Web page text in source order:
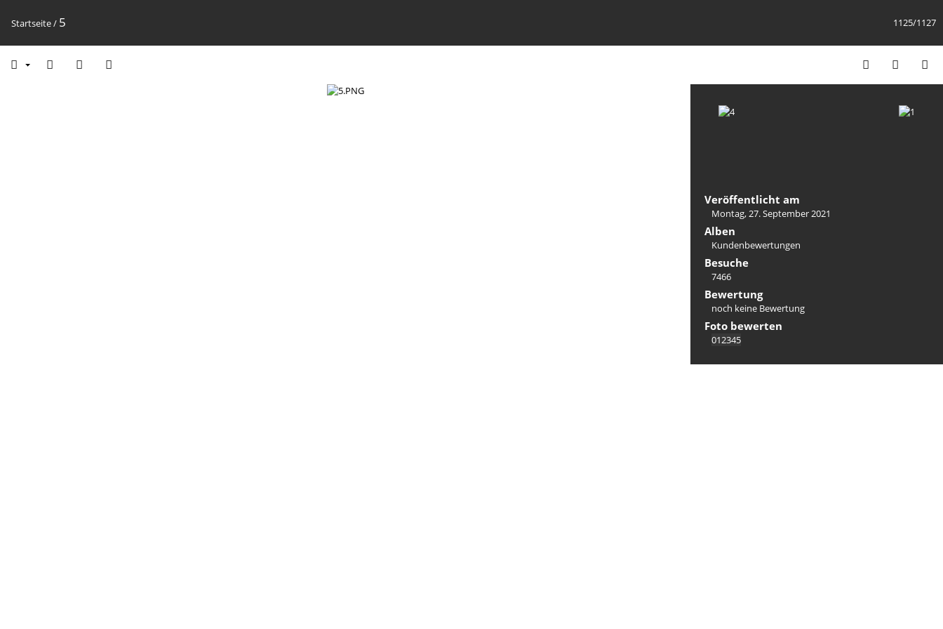
1125/1127
Startseite/ 5
Veröffentlicht am
Montag, 27. September 2021
Alben
Kundenbewertungen
Besuche
7466
Bewertung
noch keine Bewertung
Foto bewerten